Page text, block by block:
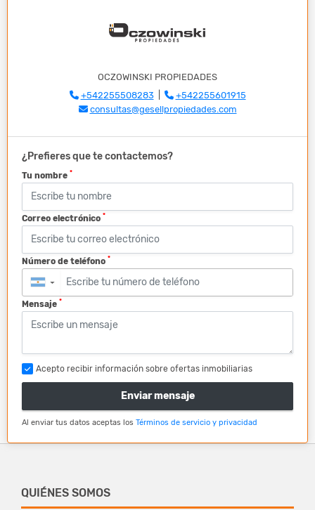
OCZOWINSKI PROPIEDADES
+542255508283|
+542255601915
consultas@gesellpropiedades.com
¿Prefieres que te contactemos?
Tu nombre *
Correo electrónico *
Número de teléfono *
▼
Mensaje *
Acepto recibir información sobre ofertas inmobiliarias
Enviar mensaje
Al enviar tus datos aceptas los Términos de servicio y privacidad
QUIÉNES SOMOS